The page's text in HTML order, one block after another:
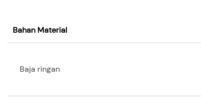
Bahan Material
Baja ringan